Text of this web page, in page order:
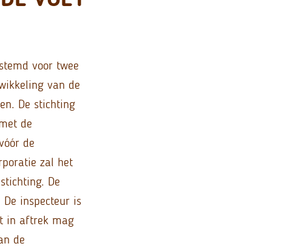
voor twee
van de
De stichting
de
de
zal het
De
inspecteur is
in aftrek mag
de